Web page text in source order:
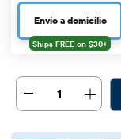
Envío a domicilio
1